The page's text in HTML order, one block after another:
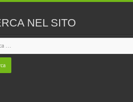
NEL SITO